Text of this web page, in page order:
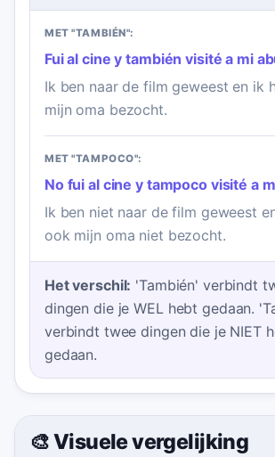
MET "TAMBIÉN":
Fui al cine y también visité a mi
Ik ben naar de film geweest en ik
mijn oma bezocht.
MET "TAMPOCO":
No fui al cine y tampoco visité a
Ik ben niet naar de film geweest
ook mijn oma niet bezocht.
Het verschil: 'También' verbindt
dingen die je WEL hebt gedaan.
verbindt twee dingen die je NIET
gedaan.
🎨 Visuele vergelijking